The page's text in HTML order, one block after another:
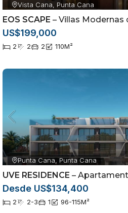
Vista Cana, Punta Cana
EOS SCAPE – Villas Modernas con Patio
US$199,000
2 2 2 110M²
Punta Cana, Punta Cana
UVE RESIDENCE – Apartamentos Resort Style
Desde US$134,400
2 2-3 1 96-115M²